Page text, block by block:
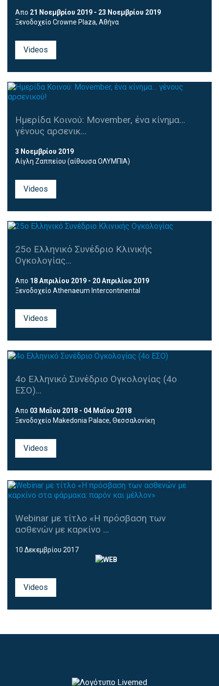
Απο 21 Νοεμβρίου 2019 - 23 Νοεμβρίου 2019
Ξενοδοχείο Crowne Plaza, Αθήνα
Videos
Ημερίδα Κοινού: Movember, ένα κίνημα…
γένους αρσενικ...
3 Νοεμβρίου 2019
Αίγλη Ζαππείου (αίθουσα ΟΛΥΜΠΙΑ)
Videos
25ο Ελληνικό Συνέδριο Κλινικής
Ογκολογίας...
Απο 18 Απριλίου 2019 - 20 Απριλίου 2019
Ξενοδοχείο Athenaeum Intercontinental
Videos
4ο Ελληνικό Συνέδριο Ογκολογίας (4ο
ΕΣΟ)...
Απο 03 Μαΐου 2018 - 04 Μαΐου 2018
Ξενοδοχείο Makedonia Palace, Θεσσαλονίκη
Εικονική περιήγηση
Για να περιηγηθείτε, παρακαλώ πατήστε
Videos
Webinar με τίτλο «Η πρόσβαση των
ασθενών με καρκίνο ...
10 Δεκεμβρίου 2017
Videos